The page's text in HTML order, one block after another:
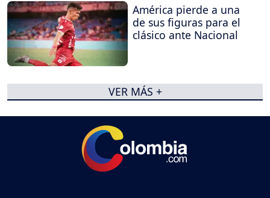
América pierde a una
de sus figuras para el
clásico ante Nacional
VER MÁS +